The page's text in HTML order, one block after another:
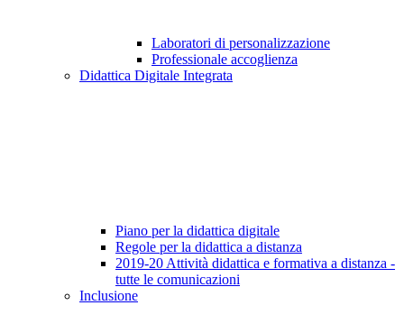
Laboratori di personalizzazione
Professionale accoglienza
Didattica Digitale Integrata
Piano per la didattica digitale
Regole per la didattica a distanza
2019-20 Attività didattica e formativa a distanza -
tutte le comunicazioni
Inclusione